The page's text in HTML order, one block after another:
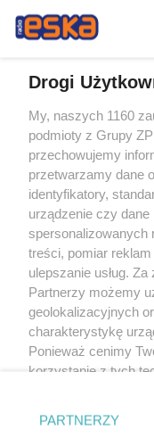
Żaden utwór
rozpowszechniany lub
tym także elektroniczny
eksploatacji w
bez pisemnej zgody
wykorzystanie utworów w
bez właściwej zgody, jest
prawnie.
Drogi
My, naszych 1160
podmioty z Grupy
przechowujemy
przetwarzamy dane
identyfikatory,
urządzenie czy dane
spersonalizowanych
treści, pomiar
ulepszanie usług.
Partnerzy możemy
geolokalizacyjnych
charakterystykę
Ponieważ cenimy
korzystanie z tych
zmienić/wycofać
znajdujący się w
PARTNERZY